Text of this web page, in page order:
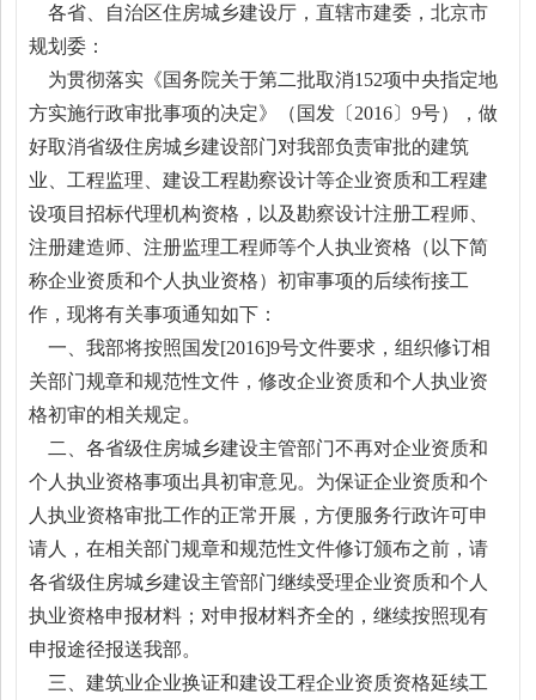
各省、自治区住房城乡建设厅，直辖市建委，北京市
规划委：
为贯彻落实《国务院关于第二批取消152项中央指定地
方实施行政审批事项的决定》（国发〔2016〕9号），做
好取消省级住房城乡建设部门对我部负责审批的建筑
业、工程监理、建设工程勘察设计等企业资质和工程建
设项目招标代理机构资格，以及勘察设计注册工程师、
注册建造师、注册监理工程师等个人执业资格（以下简
称企业资质和个人执业资格）初审事项的后续衔接工
作，现将有关事项通知如下：
一、我部将按照国发[2016]9号文件要求，组织修订相
关部门规章和规范性文件，修改企业资质和个人执业资
格初审的相关规定。
二、各省级住房城乡建设主管部门不再对企业资质和
个人执业资格事项出具初审意见。为保证企业资质和个
人执业资格审批工作的正常开展，方便服务行政许可申
请人，在相关部门规章和规范性文件修订颁布之前，请
各省级住房城乡建设主管部门继续受理企业资质和个人
执业资格申报材料；对申报材料齐全的，继续按照现有
申报途径报送我部。
三、建筑业企业换证和建设工程企业资质资格延续工